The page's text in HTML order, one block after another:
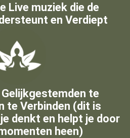
Live muziek die de
en Verdiept
Gelijkgestemden te
te Verbinden (dit is
denkt en helpt je door
heen)